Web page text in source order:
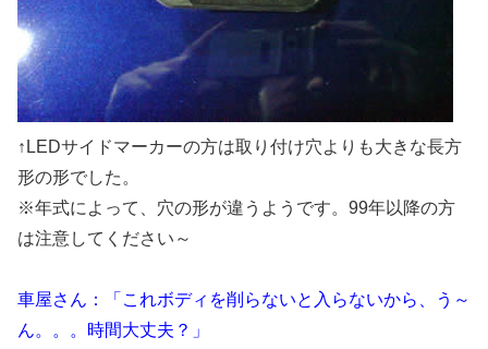
↑LEDサイドマーカーの方は取り付け穴よりも大きな長方
形の形でした。
※年式によって、穴の形が違うようです。99年以降の方
は注意してください～
車屋さん：「これボディを削らないと入らないから、う～
ん。。。時間大丈夫？」